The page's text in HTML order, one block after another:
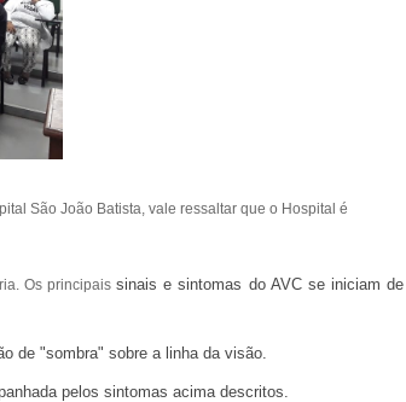
São João Batista, vale ressaltar que o Hospital é
Os principaissinais e sintomas do AVC se iniciam de
de "sombra" sobre a linha da visão.
pelos sintomas acima descritos.